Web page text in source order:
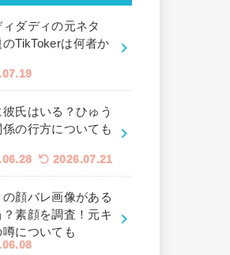
ダディの元ネタ
TikTokerは何者か
氏はいる？ひゅう
の行方についても
2026.07.21
の顔バレ画像がある
？素顔を調査！元キ
噂についても